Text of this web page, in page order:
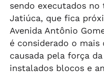
sendo executados
Jatiúca, que fica
Avenida Antônio
é considerado o
causada pela força
instalados blocos e